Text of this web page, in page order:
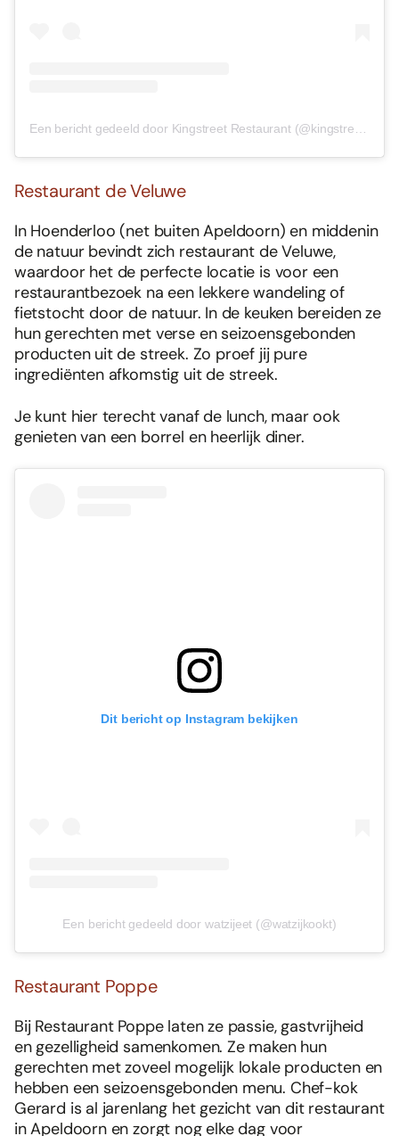
Foodies 08/2026
Tropische smaakexplosies
Abonneren
Bestellen
Restaurant de Veluwe
In Hoenderloo (net buiten Apeldoorn) en middenin
de natuur bevindt zich restaurant de Veluwe,
waardoor het de perfecte locatie is voor een
restaurantbezoek na een lekkere wandeling of
fietstocht door de natuur. In de keuken bereiden ze
hun gerechten met verse en seizoensgebonden
producten uit de streek. Zo proef jij pure
ingrediënten afkomstig uit de streek.
Je kunt hier terecht vanaf de lunch, maar ook
genieten van een borrel en heerlijk diner.
Dit bericht op Instagram bekijken
Een bericht gedeeld door watzijeet (@watzijkookt)
Restaurant Poppe
Bij Restaurant Poppe laten ze passie, gastvrijheid
en gezelligheid samenkomen. Ze maken hun
gerechten met zoveel mogelijk lokale producten en
hebben een seizoensgebonden menu. Chef-kok
Gerard is al jarenlang het gezicht van dit restaurant
in Apeldoorn en zorgt nog elke dag voor